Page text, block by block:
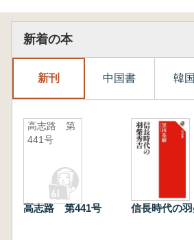
新着の本
新刊 中国書 韓
高志路 第
441号
高志路 第441号 信長時代の